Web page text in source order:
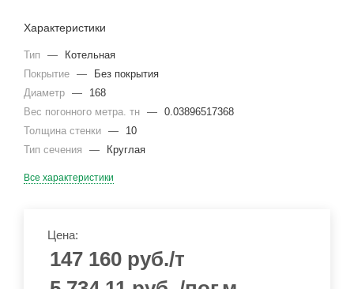
Характеристики
Тип —
Котельная
Покрытие —
Без покрытия
Диаметр —
168
Вес погонного метра. тн — 0.03896517368
Толщина стенки —
10
Тип сечения
— Круглая
Все характеристики
Цена:
147 160 руб./т